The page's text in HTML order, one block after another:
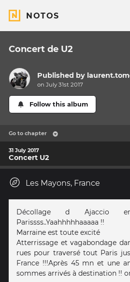
NOTOS
Concert de U2
Published by
on July 31st 2017
Follow this album
Go to chapter
31 July 2017
Concert U2
Les Mayons, France
Décollage d Ajaccio
Parissss..Yaahhhhhaaaaa !!
Marraine est toute excité
Atterrissage et vagabondage
rues pour traversé tout Paris
France !!!Après 45 mn et une
sommes arrivés à destination !!